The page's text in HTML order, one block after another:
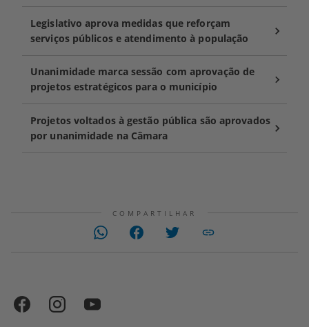
Legislativo aprova medidas que reforçam
serviços públicos e atendimento à população
Unanimidade marca sessão com aprovação de
projetos estratégicos para o município
Projetos voltados à gestão pública são aprovados
por unanimidade na Câmara
COMPARTILHAR